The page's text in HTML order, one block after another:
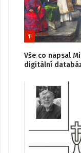
1
Vše co napsal
digitální